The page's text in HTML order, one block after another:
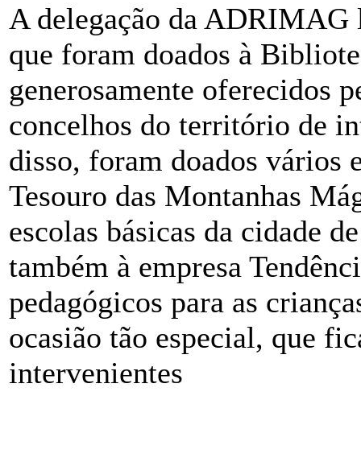
A delegação da ADRIMAG
que foram doados à
generosamente oferecidos
concelhos do território de
disso, foram doados
Tesouro das Montanhas
escolas básicas da cidade
também à empresa
pedagógicos para as
ocasião tão especial, que
intervenientes